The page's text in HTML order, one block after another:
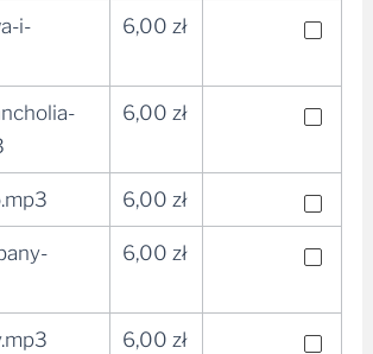
i-
6,00 zł
6,00 zł
6,00 zł
6,00 zł
6,00 zł